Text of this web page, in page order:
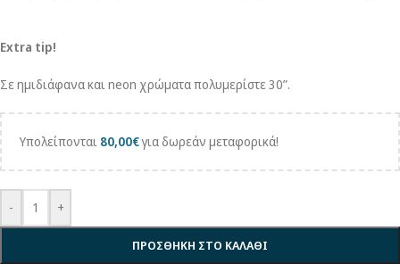
Extra tip!
Σε ημιδιάφανα και neon χρώματα πολυμερίστε 30”.
Υπολείπονται 80,00€για δωρεάν μεταφορικά!
- +
ΠΡΟΣΘΗΚΗ ΣΤΟ ΚΑΛΑΘΙ